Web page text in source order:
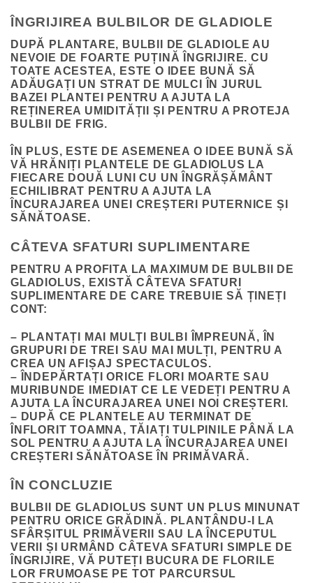
ÎNGRIJIREA BULBILOR DE GLADIOLE
DUPĂ PLANTARE, BULBII DE GLADIOLE AU
NEVOIE DE FOARTE PUȚINĂ ÎNGRIJIRE. CU
TOATE ACESTEA, ESTE O IDEE BUNĂ SĂ
ADĂUGAȚI UN STRAT DE MULCI ÎN JURUL
BAZEI PLANTEI PENTRU A AJUTA LA
REȚINEREA UMIDITĂȚII ȘI PENTRU A PROTEJA
BULBII DE FRIG.
ÎN PLUS, ESTE DE ASEMENEA O IDEE BUNĂ SĂ
VĂ HRĂNIȚI PLANTELE DE GLADIOLUS LA
FIECARE DOUĂ LUNI CU UN ÎNGRĂȘĂMÂNT
ECHILIBRAT PENTRU A AJUTA LA
ÎNCURAJAREA UNEI CREȘTERI PUTERNICE ȘI
SĂNĂTOASE.
CÂTEVA SFATURI SUPLIMENTARE
PENTRU A PROFITA LA MAXIMUM DE BULBII DE
GLADIOLUS, EXISTĂ CÂTEVA SFATURI
SUPLIMENTARE DE CARE TREBUIE SĂ ȚINEȚI
CONT:
– PLANTAȚI MAI MULȚI BULBI ÎMPREUNĂ, ÎN
GRUPURI DE TREI SAU MAI MULȚI, PENTRU A
CREA UN AFIȘAJ SPECTACULOS.
– ÎNDEPĂRTAȚI ORICE FLORI MOARTE SAU
MURIBUNDE IMEDIAT CE LE VEDEȚI PENTRU A
AJUTA LA ÎNCURAJAREA UNEI NOI CREȘTERI.
– DUPĂ CE PLANTELE AU TERMINAT DE
ÎNFLORIT TOAMNA, TĂIAȚI TULPINILE PÂNĂ LA
SOL PENTRU A AJUTA LA ÎNCURAJAREA UNEI
CREȘTERI SĂNĂTOASE ÎN PRIMĂVARĂ.
ÎN CONCLUZIE
BULBII DE GLADIOLUS SUNT UN PLUS MINUNAT
PENTRU ORICE GRĂDINĂ. PLANTÂNDU-I LA
SFÂRȘITUL PRIMĂVERII SAU LA ÎNCEPUTUL
VERII ȘI URMÂND CÂTEVA SFATURI SIMPLE DE
ÎNGRIJIRE, VĂ PUTEȚI BUCURA DE FLORILE
LOR FRUMOASE PE TOT PARCURSUL